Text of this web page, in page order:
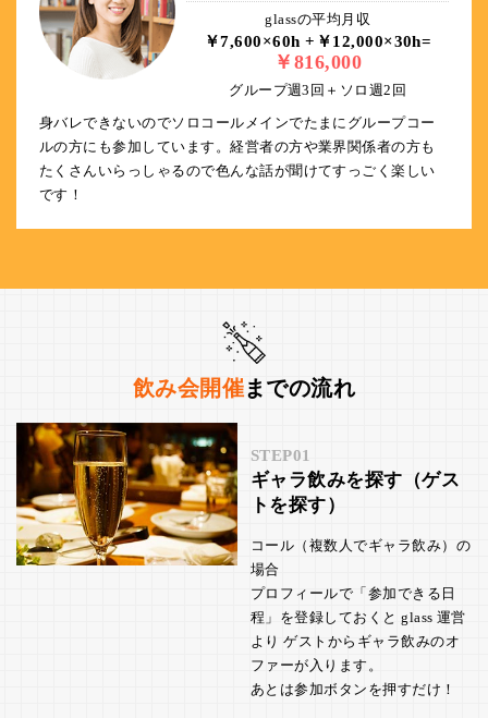
glassの平均月収
￥7,600×60h +￥12,000×30h=
￥816,000
グループ週3回＋ソロ週2回
身バレできないのでソロコールメインでたまにグループコー
ルの方にも参加しています。経営者の方や業界関係者の方も
たくさんいらっしゃるので色んな話が聞けてすっごく楽しい
です！
飲み会開催までの流れ
STEP01
ギャラ飲みを探す（ゲス
トを探す）
コール（複数人でギャラ飲み）の
場合
プロフィールで「参加できる日
程」を登録しておくと glass 運営
より ゲストからギャラ飲みのオ
ファーが入ります。
あとは参加ボタンを押すだけ！